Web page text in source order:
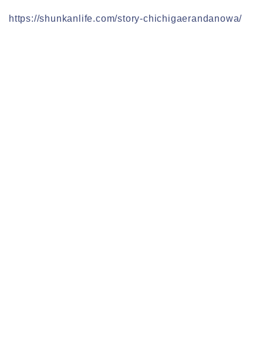
https://shunkanlife.com/story-chichigaerandanowa/